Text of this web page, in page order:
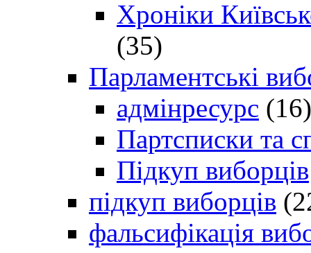
Хроніки
(35)
Парламентські
адмінресурс (16)
Партсписки та
Підкуп виборців
підкуп виборців
фальсифікація